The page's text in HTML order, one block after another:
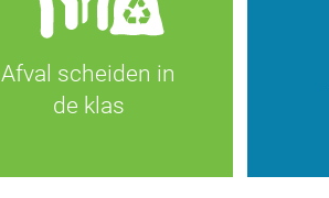
Afval scheiden in
de klas